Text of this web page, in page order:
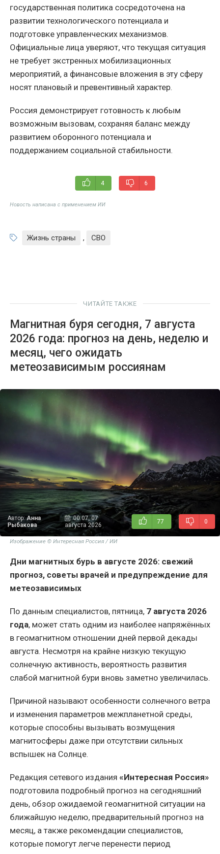
государственная политика сосредоточена на
развитии технологического потенциала и
подготовке управленческих механизмов.
Официальные лица уверяют, что текущая ситуация
не требует экстренных мобилизационных
мероприятий, а финансовые вложения в эту сферу
носят плановый и превентивный характер.
Россия демонстрирует готовность к любым
возможным вызовам, сохраняя баланс между
развитием оборонного потенциала и
поддержанием социальной стабильности.
4 6
Новость написана с применением ИИ
Жизнь страны , СВО
ЧИТАЙТЕ ТАКЖЕ
Магнитная буря сегодня, 7 августа
2026 года: прогноз на день, неделю и
месяц, чего ожидать
метеозависимым россиянам
Автор:Анна
Рыбакова
00:07, 07
августа 2026
77 0
Изображение © Интересная Россия / ИИ
Дни магнитных бурь в августе 2026: свежий
прогноз, советы врачей и предупреждение для
метеозависимых
По данным специалистов, пятница, 7 августа 2026
года, может стать одним из наиболее напряжённых
в геомагнитном отношении дней первой декады
августа. Несмотря на крайне низкую текущую
солнечную активность, вероятность развития
слабой магнитной бури вновь заметно увеличилась.
Причиной называют особенности солнечного ветра
и изменения параметров межпланетной среды,
которые способны вызывать возмущения
магнитосферы даже при отсутствии сильных
вспышек на Солнце.
Редакция сетевого издания «Интересная Россия»
подготовила подробный прогноз на сегодняшний
день, обзор ожидаемой геомагнитной ситуации на
ближайшую неделю, предварительный прогноз на
месяц, а также рекомендации специалистов,
которые помогут легче перенести период